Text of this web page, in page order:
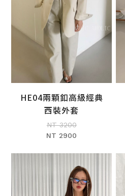
加入購物車
HE04兩顆釦高級經典
西裝外套
NT 3200
NT 2900